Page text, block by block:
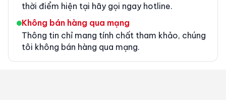
thời điểm hiện tại hãy gọi ngay hotline.
Không bán hàng qua mạng
Thông tin chỉ mang tính chất tham khảo, chúng
tôi không bán hàng qua mạng.